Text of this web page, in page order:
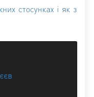
стосунках і як з